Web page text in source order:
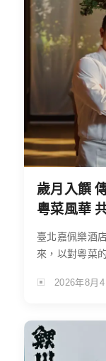
歲月入饌
粵菜風華
臺北嘉佩樂酒
來，以對粵菜
2026年8月4